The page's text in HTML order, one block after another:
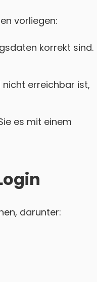
vorliegen:
korrekt sind.
nicht erreichbar ist,
es mit einem
darunter: